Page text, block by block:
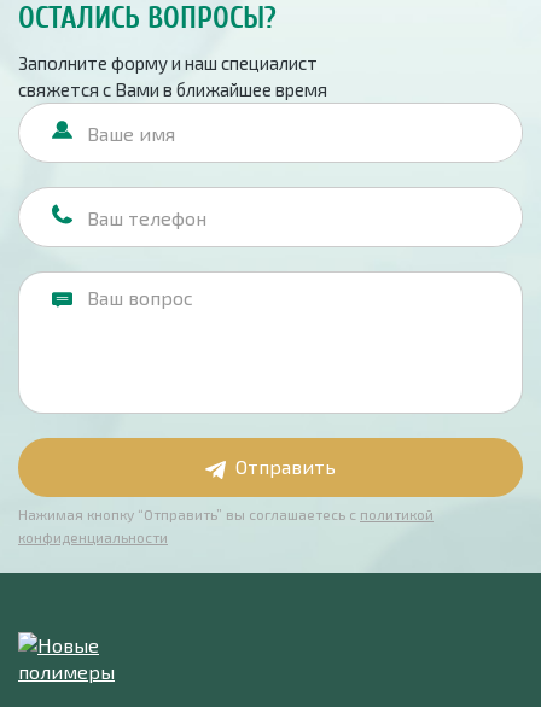
ОСТАЛИСЬ ВОПРОСЫ?
Заполните форму и наш специалист
свяжется с Вами в ближайшее время
Отправить
Нажимая кнопку “Отправить” вы соглашаетесь с политикой
конфиденциальности